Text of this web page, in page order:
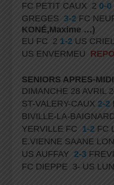
FC PETIT CAUX 2 0-0
GREGES 3-2 FC
KONÉ,Maxime …)
EU FC 2 1-2 US
US ENVERMEU
SENIORS APRES-
DIMANCHE 28 AVRIL
ST-VALERY-CAUX 2-2
BIVILLE-LA-
YERVILLE FC 1-2 FC
E.VIENNE SAANE
US AUFFAY 2-3
FC DIEPPE 3- US